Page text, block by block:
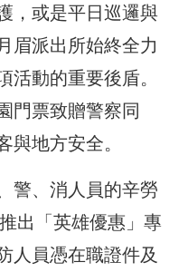
，或是平日巡邏與
眉派出所始終全力
活動的重要後盾。
門票致贈警察同
與地方安全。
警、消人員的辛勞
出「英雄優惠」專
人員憑在職證件及